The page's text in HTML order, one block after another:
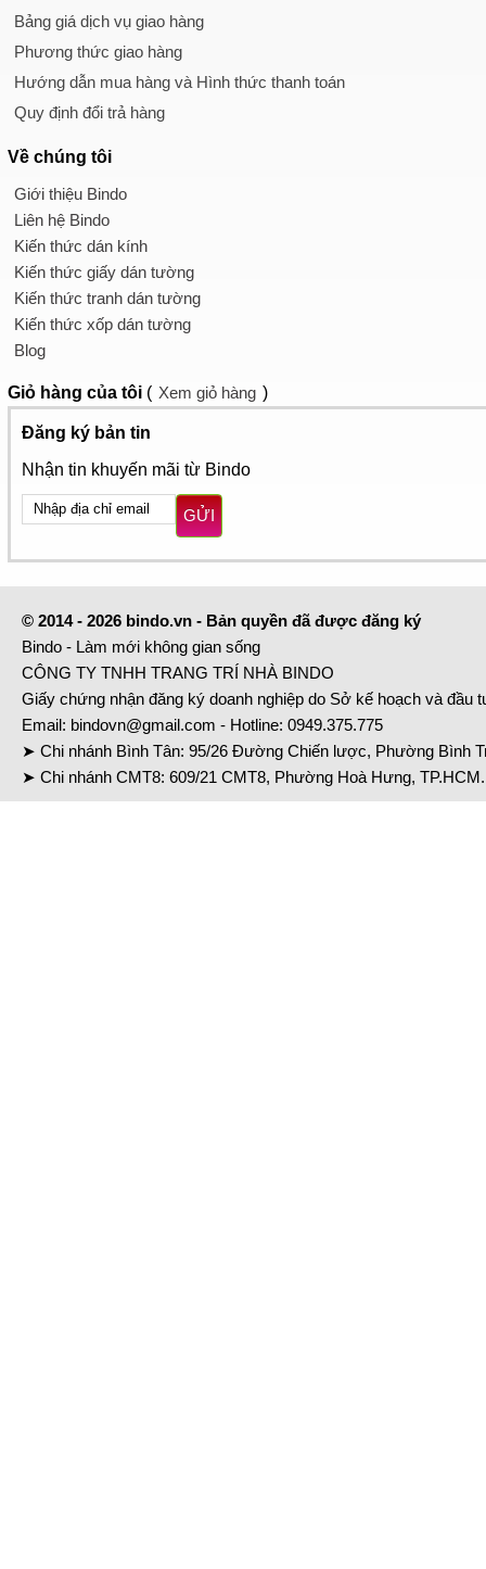
Bảng giá dịch vụ giao hàng
Phương thức giao hàng
Hướng dẫn mua hàng và Hình thức thanh toán
Quy định đổi trả hàng
Về chúng tôi
Giới thiệu Bindo
Liên hệ Bindo
Kiến thức dán kính
Kiến thức giấy dán tường
Kiến thức tranh dán tường
Kiến thức xốp dán tường
Blog
Giỏ hàng của tôi ( Xem giỏ hàng )
Đăng ký bản tin
Nhận tin khuyến mãi từ Bindo
GỬI
© 2014 - 2026 bindo.vn - Bản quyền đã được đăng ký
Bindo - Làm mới không gian sống
CÔNG TY TNHH TRANG TRÍ NHÀ BINDO
Giấy chứng nhận đăng ký doanh nghiệp do Sở kế hoạch và đầu
Email: bindovn@gmail.com - Hotline: 0949.375.775
➤ Chi nhánh Bình Tân: 95/26 Đường Chiến lược, Phường Bình
➤ Chi nhánh CMT8: 609/21 CMT8, Phường Hoà Hưng,